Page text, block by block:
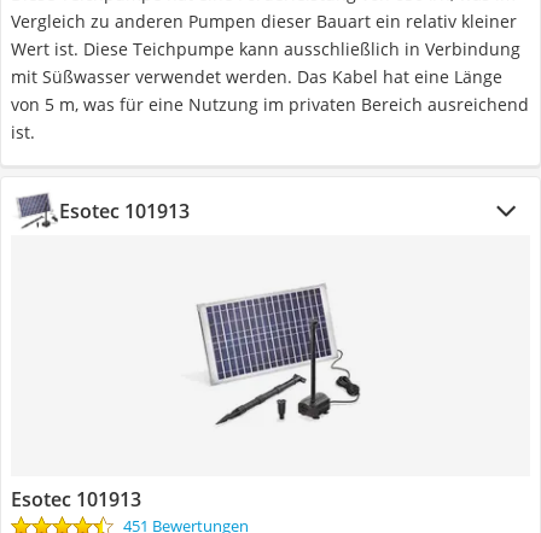
Vergleich zu anderen Pumpen dieser Bauart ein relativ kleiner
Wert ist. Diese Teichpumpe kann ausschließlich in Verbindung
mit Süßwasser verwendet werden. Das Kabel hat eine Länge
von 5 m, was für eine Nutzung im privaten Bereich ausreichend
ist.
Esotec 101913
Esotec 101913
451 Bewertungen